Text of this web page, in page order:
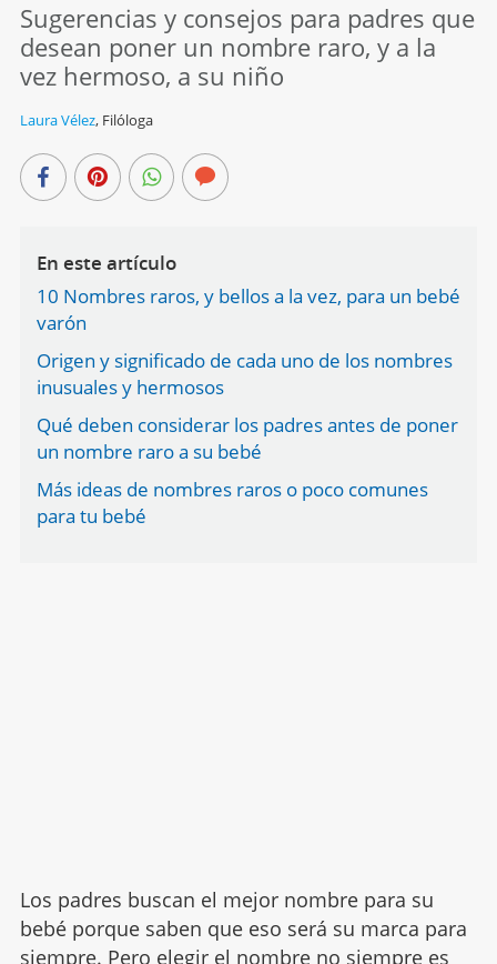
Sugerencias y consejos para padres que
desean poner un nombre raro, y a la
vez hermoso, a su niño
Laura Vélez, Filóloga
En este artículo
10 Nombres raros, y bellos a la vez, para un bebé
varón
Origen y significado de cada uno de los nombres
inusuales y hermosos
Qué deben considerar los padres antes de poner
un nombre raro a su bebé
Más ideas de nombres raros o poco comunes
para tu bebé
Los padres buscan el mejor nombre para su
bebé porque saben que eso será su marca para
siempre. Pero elegir el nombreno siempre es